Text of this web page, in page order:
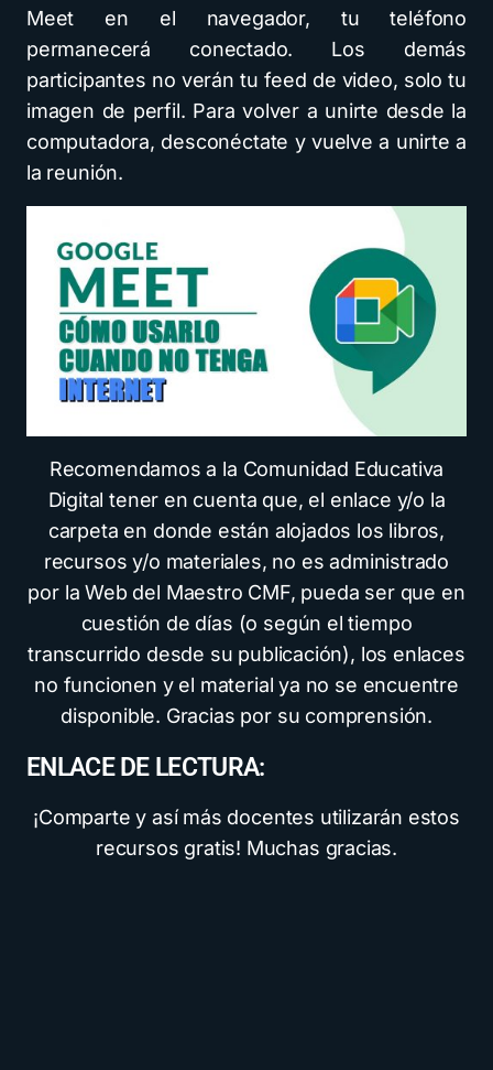
Meet en el navegador, tu teléfono
permanecerá conectado. Los demás
participantes no verán tu feed de video, solo tu
imagen de perfil. Para volver a unirte desde la
computadora, desconéctate y vuelve a unirte a
la reunión.
Recomendamos a la Comunidad Educativa
Digital tener en cuenta que, el enlace y/o la
carpeta en donde están alojados los libros,
recursos y/o materiales, no es administrado
por la Web del Maestro CMF, pueda ser que en
cuestión de días (o según el tiempo
transcurrido desde su publicación), los enlaces
no funcionen y el material ya no se encuentre
disponible. Gracias por su comprensión.
ENLACE DE LECTURA:
¡Comparte y así más docentes utilizarán estos
recursos gratis! Muchas gracias.